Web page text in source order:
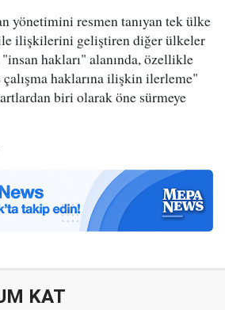
yönetimini resmen tanıyan tek ülke
ilişkilerini geliştiren diğer ülkeler
hakları" alanında, özellikle
çalışma haklarına ilişkin ilerleme"
biri olarak öne sürmeye
KAT